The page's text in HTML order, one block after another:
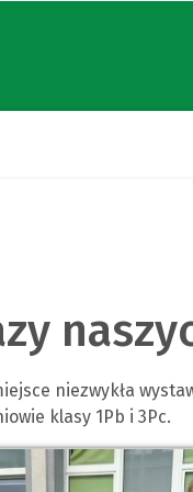
niezwykła
klasy 1Pb i 3Pc.